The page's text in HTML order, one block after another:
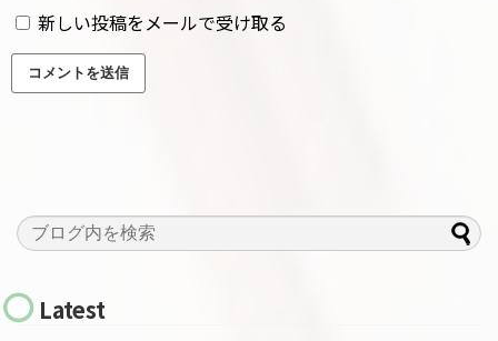
新しい投稿をメールで受け取る
Latest